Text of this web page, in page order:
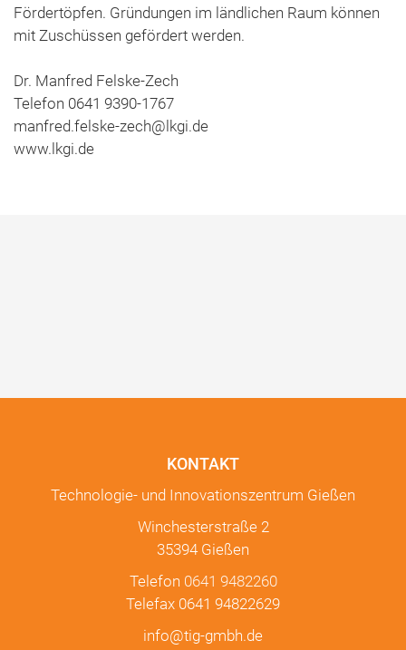
Fördertöpfen. Gründungen im ländlichen Raum können
mit Zuschüssen gefördert werden.
Dr. Manfred Felske-Zech
Telefon 0641 9390-1767
manfred.felske-zech@lkgi.de
www.lkgi.de
KONTAKT
Technologie- und Innovationszentrum Gießen
Winchesterstraße 2
35394 Gießen
Telefon 0641 9482260
Telefax 0641 94822629
info@tig-gmbh.de